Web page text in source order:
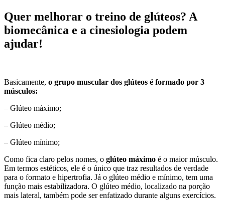
Quer melhorar o treino de glúteos? A
biomecânica e a cinesiologia podem
ajudar!
Basicamente, o grupo muscular dos glúteos é formado por 3
músculos:
– Glúteo máximo;
– Glúteo médio;
– Glúteo mínimo;
Como fica claro pelos nomes, o glúteo máximo é o maior músculo.
Em termos estéticos, ele é o único que traz resultados de verdade
para o formato e hipertrofia. Já o glúteo médio e mínimo, tem uma
função mais estabilizadora. O glúteo médio, localizado na porção
mais lateral, também pode ser enfatizado durante alguns exercícios.